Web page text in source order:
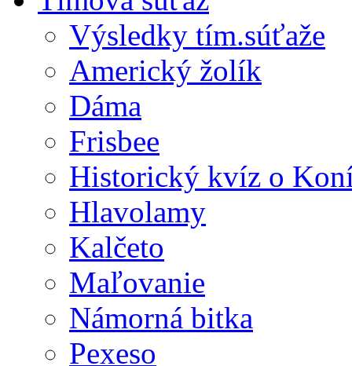
Výsledky tím.súťaže
Americký žolík
Dáma
Frisbee
Historický kvíz o
Hlavolamy
Kalčeto
Maľovanie
Námorná bitka
Pexeso